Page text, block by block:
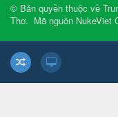
© Bản quyền thuộc về
Thơ. Mã nguồn NukeViet